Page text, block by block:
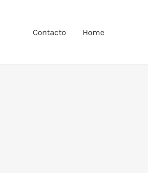
Contacto Home